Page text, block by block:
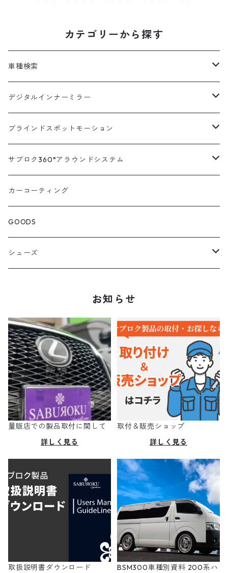
カテゴリーから探す
車種検索
汎用
トヨタ
ハイエース200系
アルファード・ヴェルファイア30系
エスティマ50系
ノア・ヴォクシー 80系
プリウス50系
プリウス30系
アクア10系
グランエース
ハイラックスサーフ210系
クラウン210系
ニッサン
エルグランドE52系
エルグランドE51系
エクストレイルT32系
エクストレイルT31系
ノートE12系
キューブZ12系
GTｰR R35系
スカイライン V37系
ホンダ
オデッセイRC系
オデッセイRB系
シビック
マツダ
ダイハツ
ミツビシ
北米トヨタ
4ランナー
タンドラ
キャデラック
フォード
アウディ
メルセデス
デジタルインナーミラー
汎用キット
車種別対応キット
トヨタ
ニッサン
ミツビシ
スズキ
ダイハツ
アウディ
メルセデス
ランドローバー
ポルシェ
オプション
交換アーム付きキット
ブラインドスポットモーション
汎用キット
車種別ミラー付セット
ON/OFFスイッチ
オプション
サブロク360°アラウンドシステム
アラウンドシステム本体
オプション
カーコーティング
GOODS
シューズ
お知らせ
量販店での製品取付に関して
詳しく見る
取付＆販売ショップ
詳しく見る
取扱説明書ダウンロード
BSM300車種別資料 200系ハ